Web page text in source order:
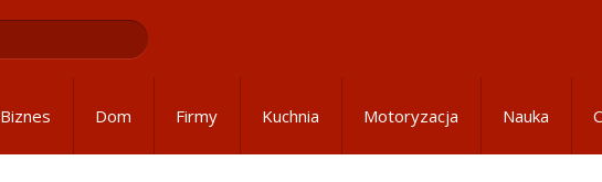
Biznes Dom Firmy Kuchnia Motoryzacja Nauka